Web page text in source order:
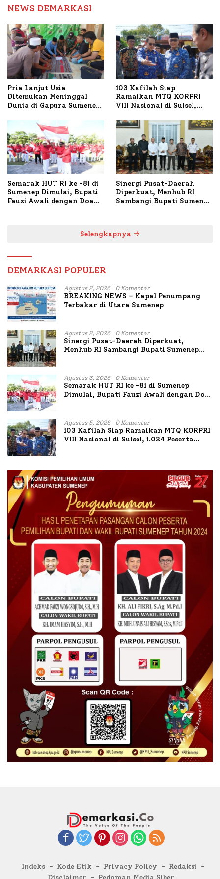
NEWS DEMARKASI
Pria Lanjut Usia
Ditemukan Meninggal
Dunia di Gapura Sumenep,
103 Kafilah Siap
Ramaikan MTQ KORPRI
VIII Nasional di Sulsel,
Semarak HUT RI ke -81 di
Sumenep Dimulai, Bupati
Fauzi Awali dengan Doa
Sinergi Pusat-Daerah
Diperkuat, Menhub RI
Sambangi Bupati Sumenep
Selengkapnya
DEMARKASI POPULER
Agustus 2, 2026 0 Komentar
BREAKING NEWS – Kapal Penumpang
Terbakar di Utara Sumenep
Agustus 2, 2026 0 Komentar
Sinergi Pusat-Daerah Diperkuat,
Menhub RI Sambangi Bupati Sumenep
Agustus 3, 2026 0 Komentar
Semarak HUT RI ke -81 di Sumenep
Dimulai, Bupati Fauzi Awali dengan Doa
Agustus 5, 2026 0 Komentar
103 Kafilah Siap Ramaikan MTQ KORPRI
VIII Nasional di Sulsel, 1.024 Peserta
Indeks Kode Etik Privacy Policy
Redaksi